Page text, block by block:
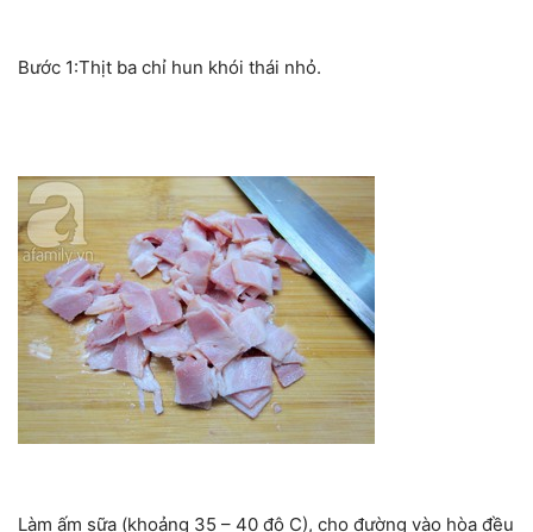
Bước 1:Thịt ba chỉ hun khói thái nhỏ.
Làm ấm sữa (khoảng 35 – 40 độ C), cho đường vào hòa đều